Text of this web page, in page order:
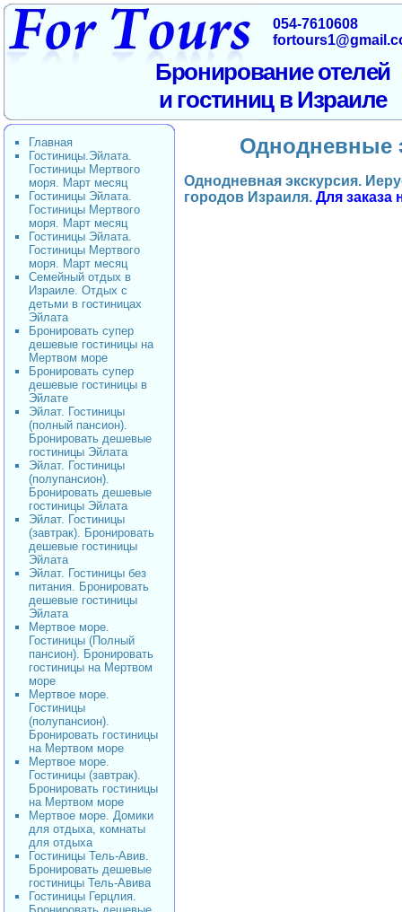
054-7610608
Бронирование отелей
и гостиниц в Израиле
Главная
Гостиницы.Эйлата.
Гостиницы Мертвого
моря. Март месяц
Гостиницы Эйлата.
Гостиницы Мертвого
моря. Март месяц
Гостиницы Эйлата.
Гостиницы Мертвого
моря. Март месяц
Семейный отдых в
Израиле. Отдых с
детьми в гостиницах
Эйлата
Бронировать супер
дешевые гостиницы на
Мертвом море
Бронировать супер
дешевые гостиницы в
Эйлате
Эйлат. Гостиницы
(полный пансион).
Бронировать дешевые
гостиницы Эйлата
Эйлат. Гостиницы
(полупансион).
Бронировать дешевые
гостиницы Эйлата
Эйлат. Гостиницы
(завтрак). Бронировать
дешевые гостиницы
Эйлата
Эйлат. Гостиницы без
питания. Бронировать
дешевые гостиницы
Эйлата
Мертвое море.
Гостиницы (Полный
пансион). Бронировать
гостиницы на Мертвом
море
Мертвое море.
Гостиницы
(полупансион).
Бронировать гостиницы
на Мертвом море
Мертвое море.
Гостиницы (завтрак).
Бронировать гостиницы
на Мертвом море
Мертвое море. Домики
для отдыха, комнаты
для отдыха
Гостиницы Тель-Авив.
Бронировать дешевые
гостиницы Тель-Авива
Гостиницы Герцлия.
Однодневные
Однодневная экскурсия.
городов Израиля. Для заказа